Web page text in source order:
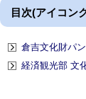
目次(アイコン
倉吉文化財パ
経済観光部 文